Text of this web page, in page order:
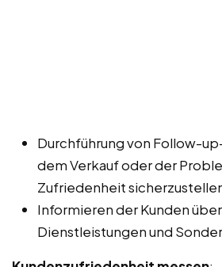
Durchführung von Follow-
dem Verkauf oder der
Zufriedenheit
Informieren der Kunden
Dienstleistungen und